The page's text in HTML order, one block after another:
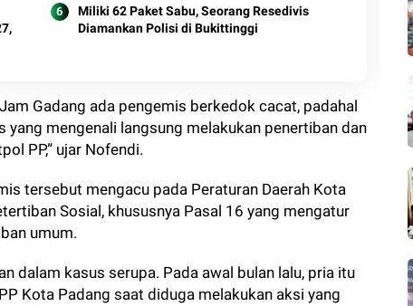
Miliki 62 Paket Sabu, Seorang Resedivis
Diamankan Polisi di Bukittinggi
Gadang ada pengemis berkedok cacat, padahal
yang mengenali langsung melakukan penertiban dan
PP,” ujar Nofendi.
tersebut mengacu pada Peraturan Daerah Kota
Sosial, khususnya Pasal 16 yang mengatur
umum.
dalam kasus serupa. Pada awal bulan lalu, pria itu
Kota Padang saat diduga melakukan aksi yang